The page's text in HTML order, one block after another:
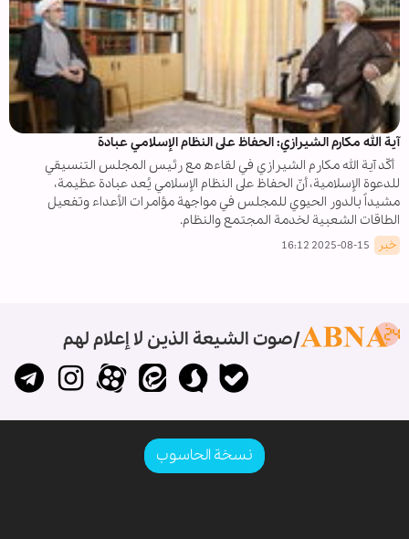
آية الله مكارم الشيرازي: الحفاظ على النظام الإسلامي عبادة
أكّد آية الله مكارم الشيرازي في لقاءه مع رئيس المجلس التنسيقي
للدعوة الإسلامية، أنّ الحفاظ على النظام الإسلامي يُعد عبادة عظيمة،
مشيداً بالدور الحيوي للمجلس في مواجهة مؤامرات الأعداء وتفعيل
الطاقات الشعبية لخدمة المجتمع والنظام.
خبر 2025-08-15 16:12
صوت الشيعة الذين لا إعلام لهم
نسخة الحاسوب